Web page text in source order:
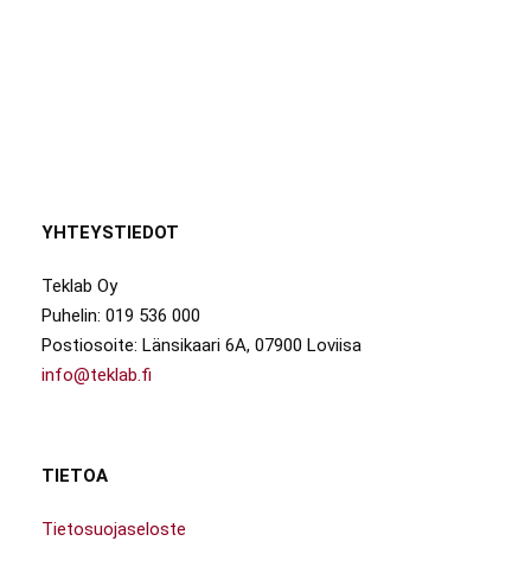
YHTEYSTIEDOT
Teklab Oy
Puhelin: 019 536 000
Postiosoite: Länsikaari 6A, 07900 Loviisa
info@teklab.fi
TIETOA
Tietosuojaseloste